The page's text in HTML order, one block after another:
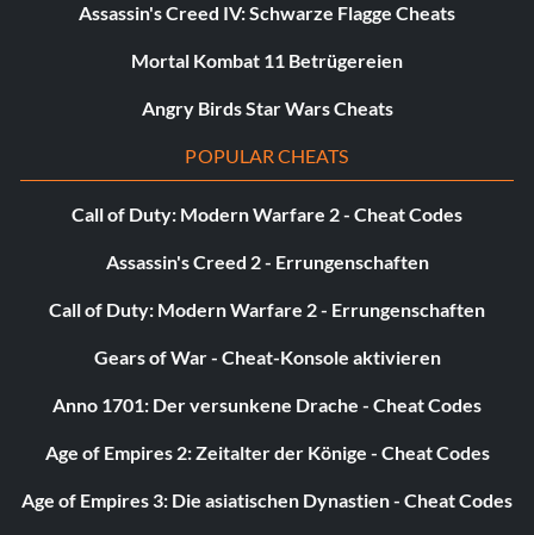
Assassin's Creed IV: Schwarze Flagge Cheats
Mortal Kombat 11 Betrügereien
Angry Birds Star Wars Cheats
POPULAR CHEATS
Call of Duty: Modern Warfare 2 - Cheat Codes
Assassin's Creed 2 - Errungenschaften
Call of Duty: Modern Warfare 2 - Errungenschaften
Gears of War - Cheat-Konsole aktivieren
Anno 1701: Der versunkene Drache - Cheat Codes
Age of Empires 2: Zeitalter der Könige - Cheat Codes
Age of Empires 3: Die asiatischen Dynastien - Cheat Codes